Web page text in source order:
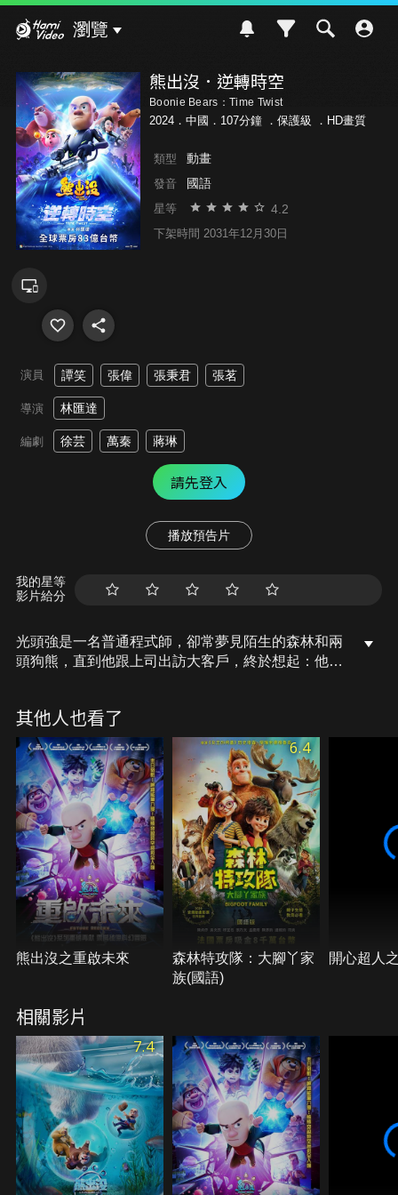
瀏覽
熊出沒．逆轉時空
Boonie Bears：Time Twist
2024．中國．107分鐘 ． 保護級 ．HD畫質
類型 動畫
發音 國語
星等 4.2
下架時間 2031年12月30日
演員 譚笑 張偉 張秉君 張茗
導演 林匯達
編劇 徐芸 萬秦 蔣琳
請先登入
播放預告片
我的星等
影片給分
光頭強是一名普通程式師，卻常夢見陌生的森林和兩
頭狗熊，直到他跟上司出訪大客戶，終於想起：他原
場奇妙的時空冒險。
其他人也看了
熊出沒之重啟未來
6.4
森林特攻隊：大腳丫家
族(國語)
開心超人
相關影片
7.4